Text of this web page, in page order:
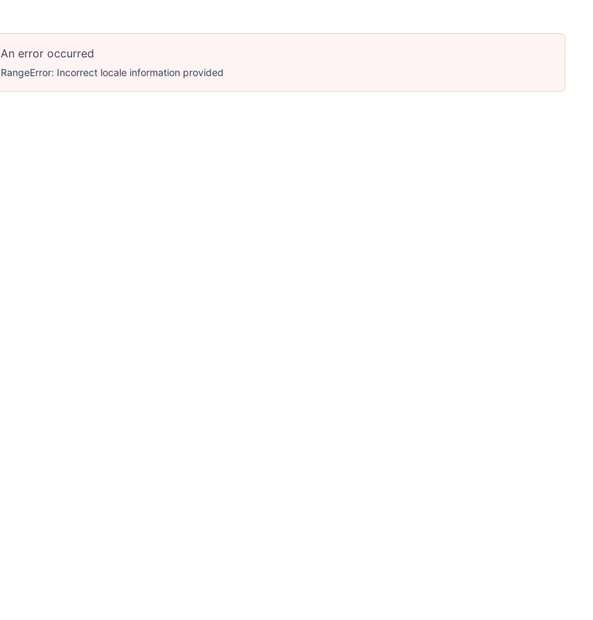
An error occurred
RangeError: Incorrect locale information provided